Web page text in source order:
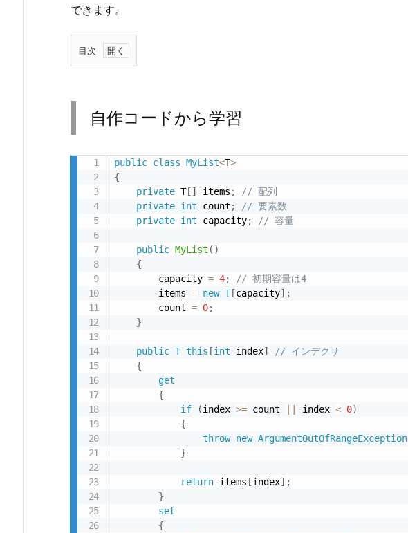
できます。
目次
1.
コ
ド
か
ら
習
メ
モ
リ
管
理
側
面
か
ら
学
習
自作コードから学習
public class MyList<T>
{
private T[ ] items ;
// 配列
private int count ;
// 要素数
private int capacity; // 容量
public MyList ( )
{
        capacity
= 4;
// 初期容量は4
        items
= new T[capacity] ;
        count
= 0;
}
public T this [int index]
// インデクサ
{
get
{
if
(index >= count || index < 0)
{
throw new ArgumentOutOfRangeException
}
return items [index] ;
}
set
{